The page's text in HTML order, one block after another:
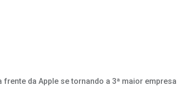
da Apple se tornando a 3ª maior